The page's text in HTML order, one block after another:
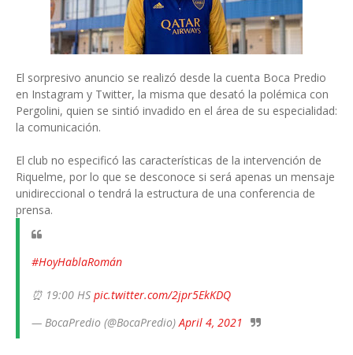
El sorpresivo anuncio se realizó desde la cuenta Boca Predio
en Instagram y Twitter, la misma que desató la polémica con
Pergolini, quien se sintió invadido en el área de su especialidad:
la comunicación.
El club no especificó las características de la intervención de
Riquelme, por lo que se desconoce si será apenas un mensaje
unidireccional o tendrá la estructura de una conferencia de
prensa.
#HoyHablaRomán
⏰ 19:00 HS pic.twitter.com/2jpr5EkKDQ
— BocaPredio (@BocaPredio)April 4, 2021